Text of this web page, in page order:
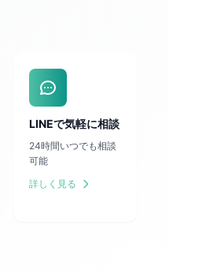
LINEで気軽に相談
24時間いつでも相談
可能
詳しく見る